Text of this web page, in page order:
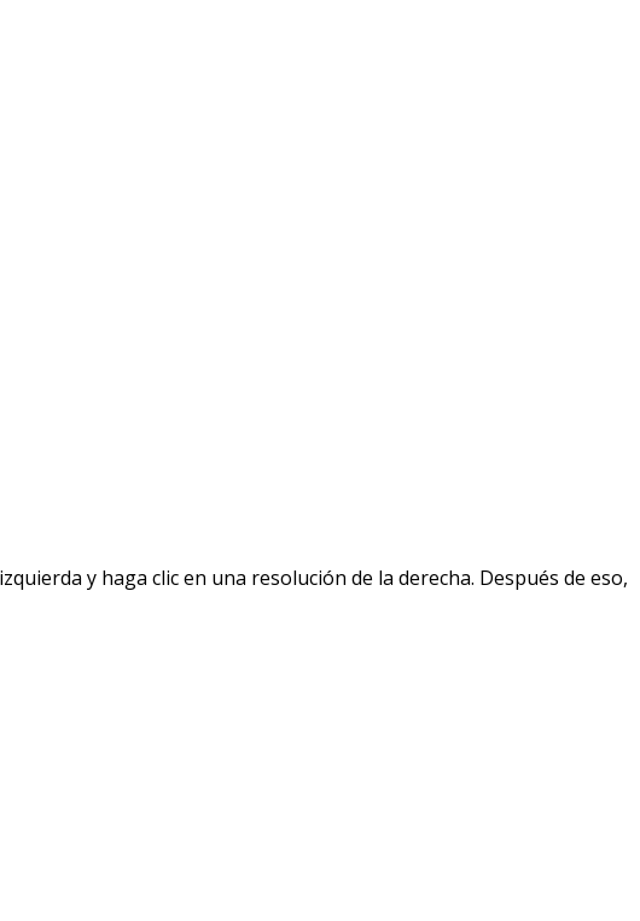
y haga clic en una resolución de la derecha. Después de eso,